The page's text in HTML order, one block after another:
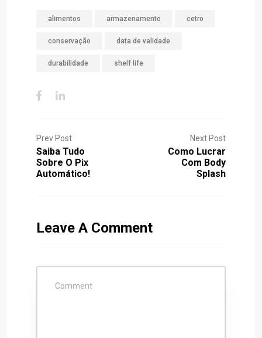
alimentos armazenamento cetro
conservação data de validade
durabilidade shelf life
Prev Post
Saiba Tudo
Sobre O Pix
Automático!
Next Post
Como Lucrar
Com Body
Splash
Leave A Comment